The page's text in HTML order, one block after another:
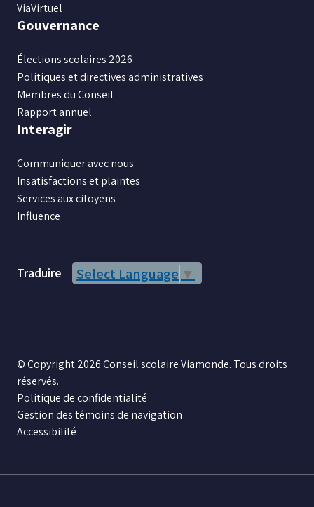
ViaVirtuel
Gouvernance
Élections scolaires 2026
Politiques et directives administratives
Membres du Conseil
Rapport annuel
Interagir
Communiquer avec nous
Insatisfactions et plaintes
Services aux citoyens
Influence
Traduire Select Language ▼
© Copyright 2026 Conseil scolaire Viamonde. Tous droits
réservés.
Politique de confidentialité
Gestion des témoins de navigation
Accessibilité